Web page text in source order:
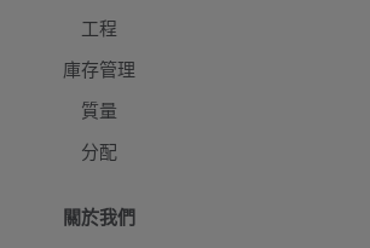
工程
庫存管理
質量
分配
關於我們